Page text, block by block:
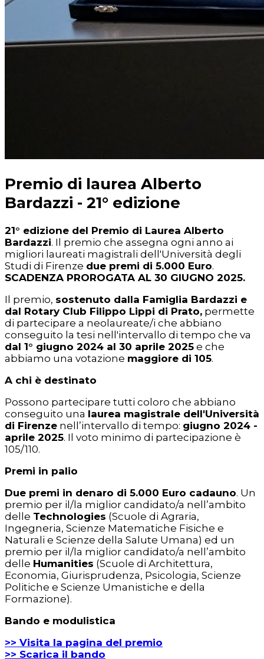
Premio di laurea Alberto
Bardazzi - 21° edizione
21° edizione del Premio di Laurea Alberto
Bardazzi. Il premio che assegna ogni anno ai
migliori laureati magistrali dell'Università degli
Studi di Firenze due premi di 5.000 Euro.
SCADENZA PROROGATA AL 30 GIUGNO 2025.
Il premio, sostenuto dalla Famiglia Bardazzi e
dal Rotary Club Filippo Lippi di Prato, permette
di partecipare a neolaureate/i che abbiano
conseguito la tesi nell'intervallo di tempo che va
dal 1° giugno 2024 al 30 aprile 2025 e che
abbiamo una votazione maggiore di 105.
A chi è destinato
Possono partecipare tutti coloro che abbiano
conseguito una laurea magistrale dell'Università
di Firenze nell’intervallo di tempo: giugno 2024 -
aprile 2025. Il voto minimo di partecipazione è
105/110.
Premi in palio
Due premi in denaro di 5.000 Euro cadauno. Un
premio per il/la miglior candidato/a nell’ambito
delle Technologies (Scuole di Agraria,
Ingegneria, Scienze Matematiche Fisiche e
Naturali e Scienze della Salute Umana) ed un
premio per il/la miglior candidato/a nell’ambito
delle Humanities (Scuole di Architettura,
Economia, Giurisprudenza, Psicologia, Scienze
Politiche e Scienze Umanistiche e della
Formazione).
Bando e modulistica
>> Visita la pagina del premio
>> Scarica il bando